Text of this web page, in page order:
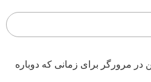
در مرورگر برای زمانی که دوباره